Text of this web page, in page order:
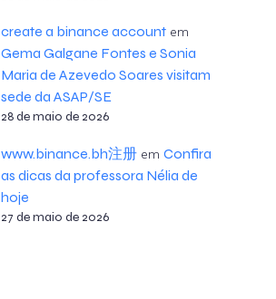
create a binance accountem
Gema Galgane Fontes e Sonia
Maria de Azevedo Soares visitam
sede da ASAP/SE
28 de maio de 2026
www.binance.bh注册em Confira
as dicas da professora Nélia de
hoje
27 de maio de 2026